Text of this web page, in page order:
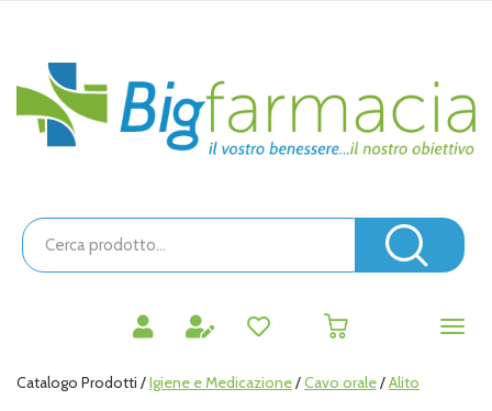
principaleBigfarmacia
Cerca
Prodotto
Catalogo Prodotti /Igiene e Medicazione/Cavo orale/Alito